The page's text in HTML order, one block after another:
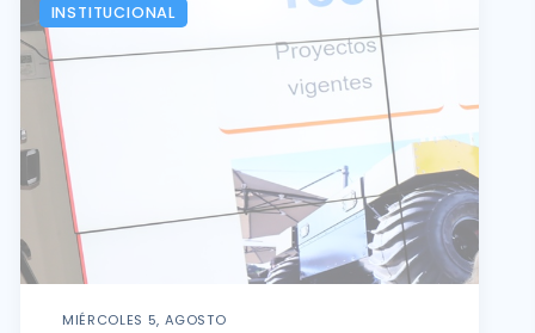
INSTITUCIONAL
MIÉRCOLES 5, AGOSTO